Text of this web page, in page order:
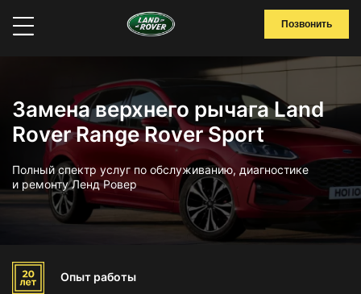
Позвонить
Замена верхнего рычага Land
Rover Range Rover Sport
Полный спектр услуг по обслуживанию, диагностике
и ремонту Ленд Ровер
Опыт работы